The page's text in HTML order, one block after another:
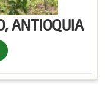
ANTIOQUIA